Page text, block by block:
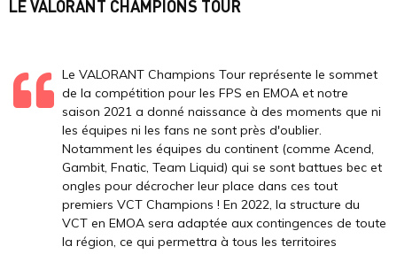
LE VALORANT CHAMPIONS TOUR
Le VALORANT Champions Tour représente le sommet
de la compétition pour les FPS en EMOA et notre
saison 2021 a donné naissance à des moments que ni
les équipes ni les fans ne sont près d'oublier.
Notamment les équipes du continent (comme Acend,
Gambit, Fnatic, Team Liquid) qui se sont battues bec et
ongles pour décrocher leur place dans ces tout
premiers VCT Champions ! En 2022, la structure du
VCT en EMOA sera adaptée aux contingences de toute
la région, ce qui permettra à tous les territoires